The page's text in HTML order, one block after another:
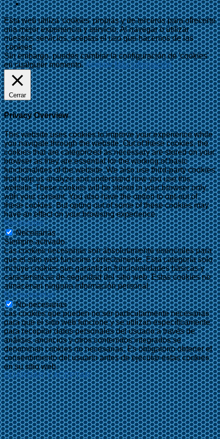
Esta web utiliza 'cookies' propias y de terceros para ofrecerte
una mejor experiencia y servicio. Al navegar o utilizar
nuestros servicios, aceptas el uso que hacemos de las
'cookies'.
Sin embargo, puedes cambiar la configuración de 'cookies'
en cualquier momento.Aceptar Más información
Cerrar
Privacy Overview
This website uses cookies to improve your experience while
you navigate through the website. Out of these cookies, the
cookies that are categorized as necessary are stored on your
browser as they are essential for the working of basic
functionalities of the website. We also use third-party cookies
that help us analyze and understand how you use this
website. These cookies will be stored in your browser only
with your consent. You also have the option to opt-out of
these cookies. But opting out of some of these cookies may
have an effect on your browsing experience.
Necesarias
Necesarias
Siempre activado
Las cookies necesarias son absolutamente esenciales para
que el sitio web funcione correctamente. Esta categoría solo
incluye cookies que garantizan funcionalidades básicas y
características de seguridad del sitio web. Estas cookies no
almacenan ninguna información personal.
No-necesarias
No-necesarias
Las cookies que pueden no ser particularmente necesarias
para que el sitio web funcione y se utilizan específicamente
para recopilar datos personales del usuario a través de
análisis, anuncios y otros contenidos integrados se
denominan cookies no necesarias. Es obligatorio obtener el
consentimiento del usuario antes de ejecutar estas cookies
en su sitio web.
GUARDAR Y ACEPTAR